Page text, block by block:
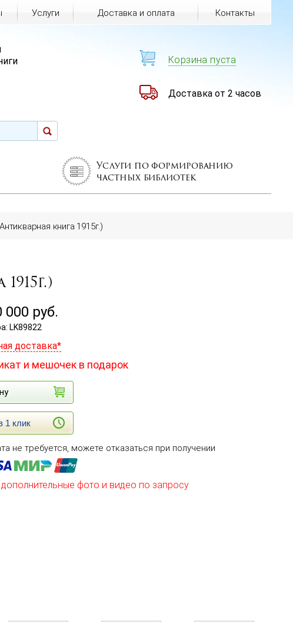
Услуги по формированию
частных библиотек
книга 1915г.)
000 руб.
LK89822
доставка*
и мешочек в подарок
1 клик
не требуется, можете отказаться при получении
фото и видео по запросу
Услуги Доставка и оплата Контакты
Корзина пуста
Доставка от 2 часов